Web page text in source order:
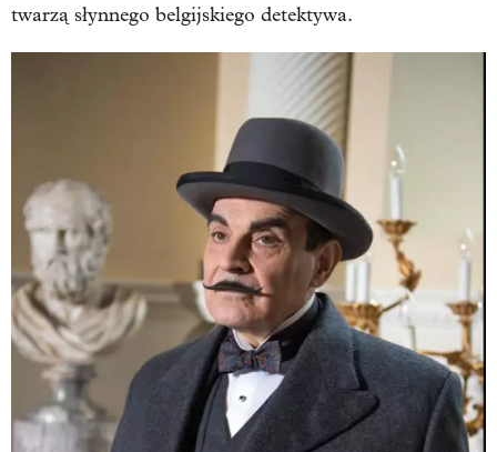
twarzą słynnego belgijskiego detektywa.